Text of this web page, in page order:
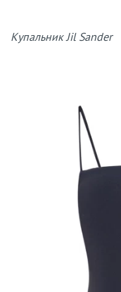
Купальник Jil Sander